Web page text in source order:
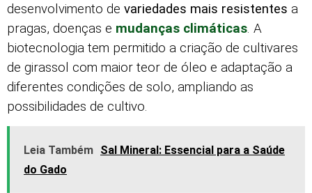
desenvolvimento de variedades mais resistentes a
pragas, doenças e mudanças climáticas. A
biotecnologia tem permitido a criação de cultivares
de girassol com maior teor de óleo e adaptação a
diferentes condições de solo, ampliando as
possibilidades de cultivo.
Leia Também Sal Mineral: Essencial para a Saúde
do Gado